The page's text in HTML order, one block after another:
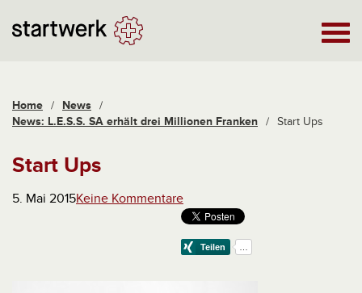
Home / News /
News: L.E.S.S. SA erhält drei Millionen Franken / Start Ups
Start Ups
5. Mai 2015Keine Kommentare